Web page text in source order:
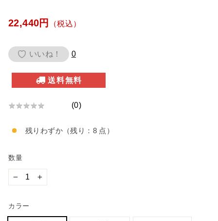
通
価
格
22,440円 （税込）
いいね！ 0
送料無料
★
★
★
★★★★★ (0)
残りわずか（残り：8 点）
数量
− +
カラー